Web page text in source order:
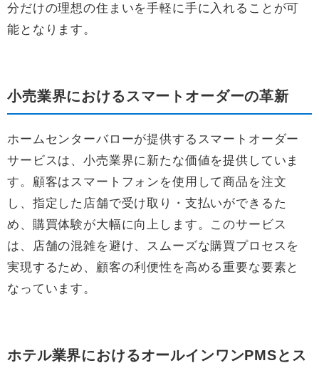
分だけの理想の住まいを手軽に手に入れることが可
能となります。
小売業界におけるスマートオーダーの革新
ホームセンターバローが提供するスマートオーダー
サービスは、小売業界に新たな価値を提供していま
す。顧客はスマートフォンを使用して商品を注文
し、指定した店舗で受け取り・支払いができるた
め、購買体験が大幅に向上します。このサービス
は、店舗の混雑を避け、スムーズな購買プロセスを
実現するため、顧客の利便性を高める重要な要素と
なっています。
ホテル業界におけるオールインワンPMSとス